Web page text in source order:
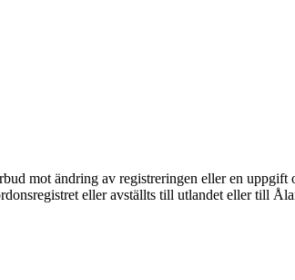
mot ändring av registreringen eller en uppgift
eller avställts till utlandet eller till